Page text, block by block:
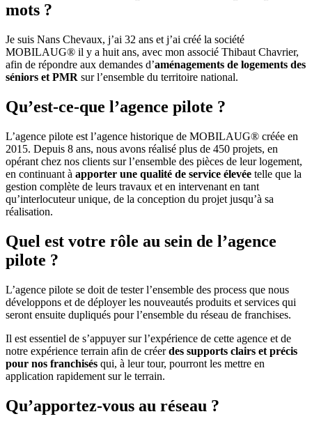
mots ?
Je suis Nans Chevaux, j’ai 32 ans et j’ai créé la société
MOBILAUG® il y a huit ans, avec mon associé Thibaut Chavrier,
afin de répondre aux demandes d’aménagements de logements des
séniors et PMR sur l’ensemble du territoire national.
Qu’est-ce-que l’agence pilote ?
L’agence pilote est l’agence historique de MOBILAUG® créée en
2015. Depuis 8 ans, nous avons réalisé plus de 450 projets, en
opérant chez nos clients sur l’ensemble des pièces de leur logement,
en continuant à apporter une qualité de service élevée telle que la
gestion complète de leurs travaux et en intervenant en tant
qu’interlocuteur unique, de la conception du projet jusqu’à sa
réalisation.
Quel est votre rôle au sein de l’agence
pilote ?
L’agence pilote se doit de tester l’ensemble des process que nous
développons et de déployer les nouveautés produits et services qui
seront ensuite dupliqués pour l’ensemble du réseau de franchises.
Il est essentiel de s’appuyer sur l’expérience de cette agence et de
notre expérience terrain afin de créerdes supports clairs et précis
pour nos franchisés qui, à leur tour, pourront les mettre en
application rapidement sur le terrain.
Qu’apportez-vous au réseau ?